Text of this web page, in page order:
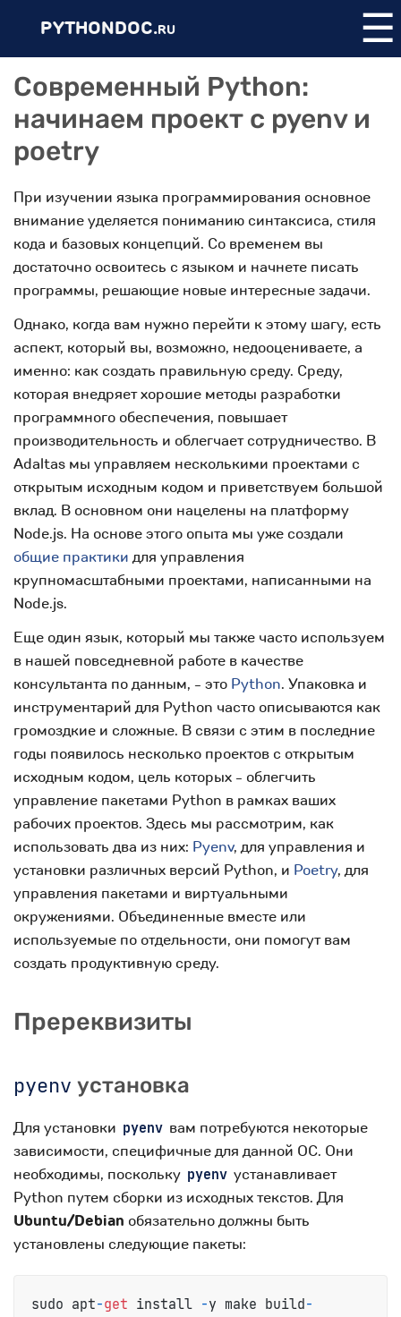
PYTHONDOC.RU ☰
Современный Python:
начинаем проект с pyenv и
poetry
При изучении языка программирования основное
внимание уделяется пониманию синтаксиса, стиля
кода и базовых концепций. Со временем вы
достаточно освоитесь с языком и начнете писать
программы, решающие новые интересные задачи.
Однако, когда вам нужно перейти к этому шагу, есть
аспект, который вы, возможно, недооцениваете, а
именно: как создать правильную среду. Среду,
которая внедряет хорошие методы разработки
программного обеспечения, повышает
производительность и облегчает сотрудничество. В
Adaltas мы управляем несколькими проектами с
открытым исходным кодом и приветствуем большой
вклад. В основном они нацелены на платформу
Node.js. На основе этого опыта мы уже создали
общие практикидля управления
крупномасштабными проектами, написанными на
Node.js.
Еще один язык, который мы также часто используем
в нашей повседневной работе в качестве
консультанта по данным, - это Python. Упаковка и
инструментарий для Python часто описываются как
громоздкие и сложные. В связи с этим в последние
годы появилось несколько проектов с открытым
исходным кодом, цель которых - облегчить
управление пакетами Python в рамках ваших
рабочих проектов. Здесь мы рассмотрим, как
использовать два из них: Pyenv, для управления и
установки различных версий Python, и Poetry, для
управления пакетами и виртуальными
окружениями. Объединенные вместе или
используемые по отдельности, они помогут вам
создать продуктивную среду.
Пререквизиты
pyenv установка
Для установки pyenv вам потребуются некоторые
зависимости, специфичные для данной ОС. Они
необходимы, поскольку pyenv устанавливает
Python путем сборки из исходных текстов. Для
Ubuntu/Debian обязательно должны быть
установлены следующие пакеты:
sudo apt-get install -y make build-